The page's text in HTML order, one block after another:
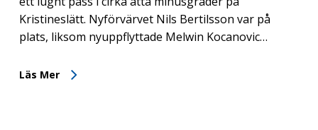
Kristineslätt. Nyförvärvet Nils Bertilsson var på
plats, liksom nyuppflyttade Melwin Kocanovic…
Läs Mer